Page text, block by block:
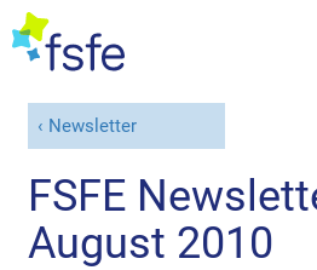
Newsletter
FSFE
August 2010